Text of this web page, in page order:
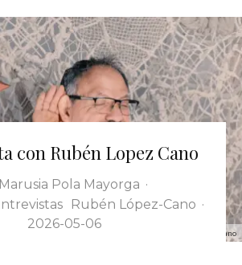
Rubén López Cano
con Rubén Lopez Cano
Marusia Pola Mayorga ·
Rubén López-Cano ·
2026-05-06